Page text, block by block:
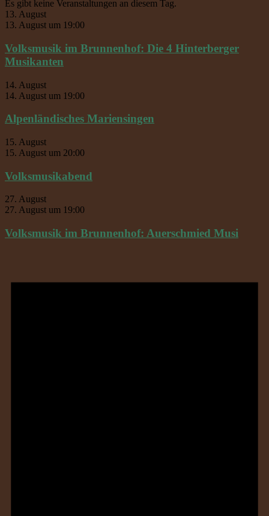
Es gibt keine Veranstaltungen an diesem Tag.
13. August
13. August um 19:00
Volksmusik im Brunnenhof: Die 4 Hinterberger
Musikanten
14. August
14. August um 19:00
Alpenländisches Mariensingen
15. August
15. August um 20:00
Volksmusikabend
27. August
27. August um 19:00
Volksmusik im Brunnenhof: Auerschmied Musi